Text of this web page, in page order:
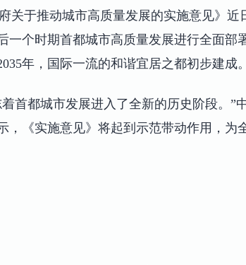
关于推动城市高质量发展的实施意见》近
个时期首都城市高质量发展进行全面部
年，国际一流的和谐宜居之都初步建成。
首都城市发展进入了全新的历史阶段。”
，《实施意见》将起到示范带动作用，为